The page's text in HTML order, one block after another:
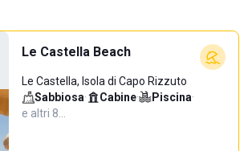
Le Castella Beach
Le Castella, Isola di Capo Rizzuto
Sabbiosa· Cabine· Piscina·
e altri 8…